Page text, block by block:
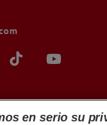
en serio su